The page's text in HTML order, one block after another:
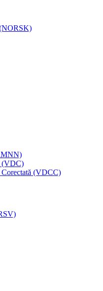
(VDC)
(VDCC)